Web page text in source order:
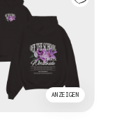
ANZEIGEN